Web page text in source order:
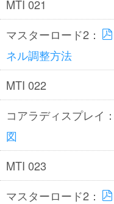
MTI 021
マスターロード2：
ネル調整方法
MTI 022
コアラディスプレイ：
図
MTI 023
マスターロード2：